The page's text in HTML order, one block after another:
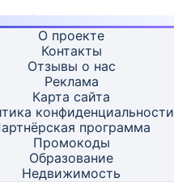
О проекте
Контакты
Отзывы о нас
Реклама
Карта сайта
конфиденциальности
программа
Промокоды
Образование
Недвижимость